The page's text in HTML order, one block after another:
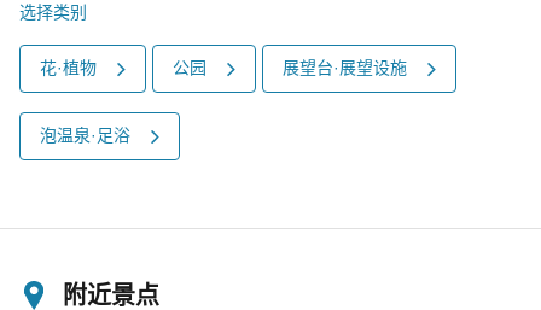
选择类别
花·植物 公园 展望台·展望设施
泡温泉·足浴
附近景点